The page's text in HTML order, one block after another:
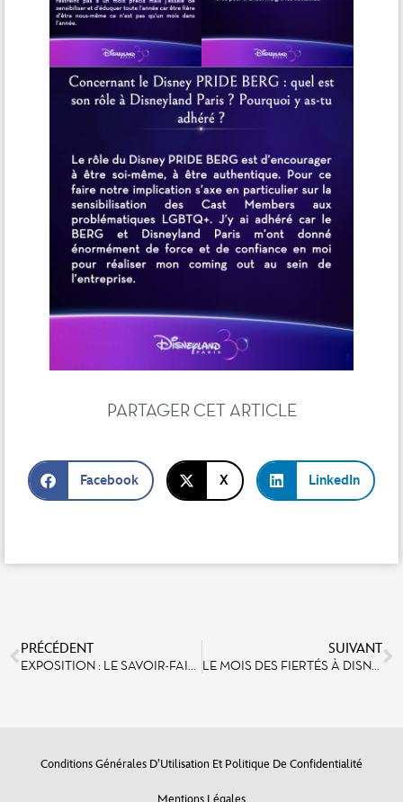
PARTAGER CET ARTICLE
Facebook X LinkedIn
PRÉCÉDENT
EXPOSITION : LE SAVOIR-FAIRE DES MODISTES DE DISNEYLAND PARIS À L’HONNEUR
SUIVANT
LE MOIS DES FIERTÉS À DISNEYLAND PARIS : LA CÉLÉBRATION DE L’INCLUSION DANS LE CADRE DE NOS ENGAGEMENTS TENUS TOUT AU LONG DE L’ANNÉE
Conditions Générales D’Utilisation Et Politique De Confidentialité